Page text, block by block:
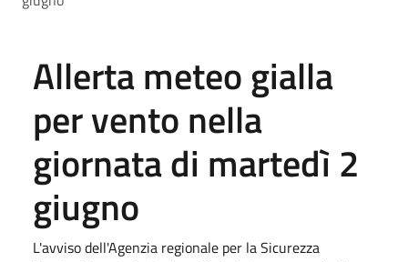
Allerta meteo gialla
per vento nella
giornata di martedì 2
giugno
L'avviso dell'Agenzia regionale per la Sicurezza